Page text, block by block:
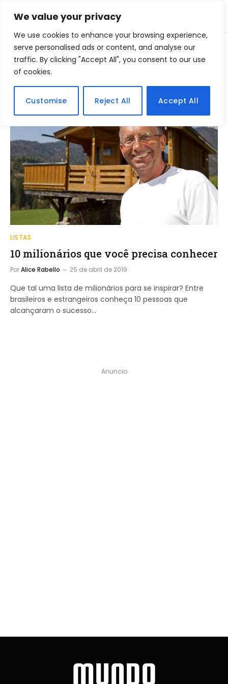
We value your privacy
We use cookies to enhance your browsing experience,
serve personalised ads or content, and analyse our
traffic. By clicking "Accept All", you consent to our use
of cookies.
Customise Reject All Accept All
Home » Posts Tagged "fortuna"
BROWSING:
LISTAS
10 milionários que você precisa conhecer
PorAlice Rabello 25 de abril de 2019
Que tal uma lista de milionários para se inspirar? Entre
brasileiros e estrangeiros conheça 10 pessoas que
alcançaram o sucesso…
Anuncio